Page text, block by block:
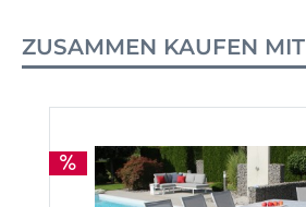
ZUSAMMEN KAUFEN MIT